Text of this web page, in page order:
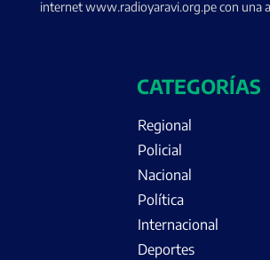
internet www.radioyaravi.org.pe con una
CATEGORÍAS
Regional
Policial
Nacional
Política
Internacional
Deportes